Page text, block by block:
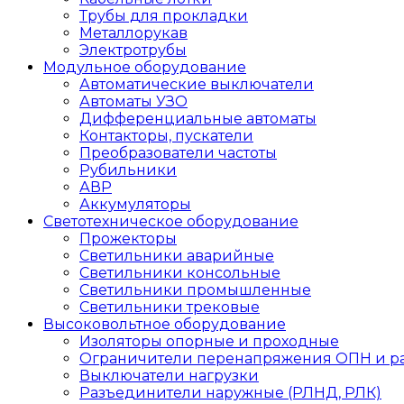
Трубы для прокладки
Металлорукав
Электротрубы
Модульное оборудование
Автоматические выключатели
Автоматы УЗО
Дифференциальные автоматы
Контакторы, пускатели
Преобразователи частоты
Рубильники
АВР
Аккумуляторы
Светотехническое оборудование
Прожекторы
Светильники аварийные
Светильники консольные
Светильники промышленные
Светильники трековые
Высоковольтное оборудование
Изоляторы опорные и проходные
Ограничители перенапряжения ОПН и
Выключатели нагрузки
Разъединители наружные (РЛНД, РЛК)